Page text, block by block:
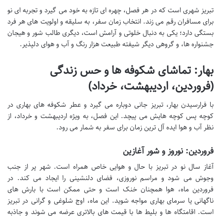
تبریز شهری است که در هر فصل، چهره ای تازه به خود می گیرد و تجربه ای نو
برای مسافران رقم می زند. انتخاب زمان سفر، به سلیقه و اولویت های هر فرد
بستگی دارد؛ یکی به دنبال خلوتی و آرامش است، دیگری طالب شور و هیجان
جشنواره ها، و گروهی دیگر شیفته طبیعت هزار رنگ و آب و هوای دلپذیر.
بهار: تماشای شکوفه ها و حس زندگی
(فروردین، اردیبهشت، خرداد)
با فرارسیدن بهار، تبریز جانی دوباره می گیرد و عطر شکوفه های بهاری در
کوچه پس کوچه هایش می پیچد. این فصل، به ویژه اردیبهشت و خرداد، از
نظر آب و هوا ایده آل ترین زمان برای سفر به شمار می رود.
فروردین: نوروز و شور آغازین
آغاز سال نو در تبریز با حال و هوایی خاص همراه است. شهر پر از جنب
وجوش می شود و مراسم نوروزی، فضای دلنشینی را ایجاد می کند. در
فروردین ماه، هوا همچنان خنک است و حتی ممکن است با بارش های
ناگهانی یا سرمای بهاری مواجه شوید. این ماه، اوج شلوغی و گرانی در تبریز
است. اقامتگاه ها و بلیط ها با قیمت های بالاتری عرضه می شوند و جاذبه